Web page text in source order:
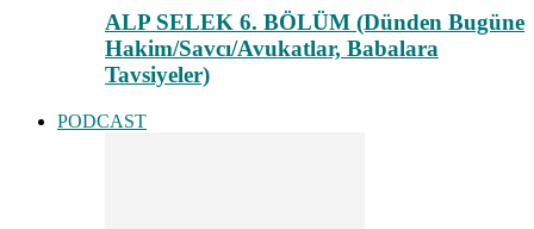
ALP SELEK 6. BÖLÜM (Dünden Bugüne
Hakim/Savcı/Avukatlar, Babalara
Tavsiyeler)
PODCAST